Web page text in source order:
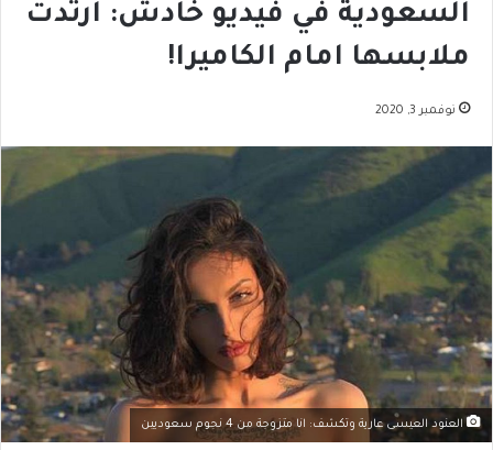
السعودية في فيديو خادش: ارتدت
ملابسها امام الكاميرا!
نوفمبر 3, 2020
العنود العيسى عارية وتكشف: انا متزوجة من 4 نجوم سعوديين